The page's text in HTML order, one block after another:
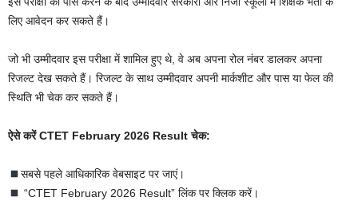
लिए आवेदन कर सकते हैं।
जो भी उम्मीदवार इस परीक्षा में शामिल हुए थे, वे अब अपना रोल नंबर डालकर अपना
रिजल्ट देख सकते हैं। रिजल्ट के साथ उम्मीदवार अपनी मार्कशीट और पास या फेल की
स्थिति भी चेक कर सकते हैं।
ऐसे करें CTET February 2026 Result चेक:
सबसे पहले आधिकारिक वेबसाइट पर जाएं।
“CTET February 2026 Result” लिंक पर क्लिक करें।